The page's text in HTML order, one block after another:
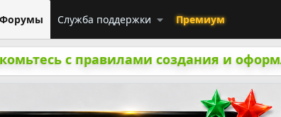
Форумы Служба поддержки Премиум
с правилами создания и